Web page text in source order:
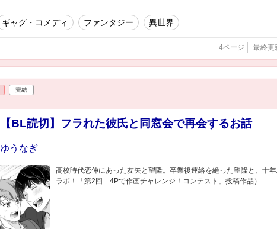
ギャグ・コメディ ファンタジー 異世界
4ページ 最終更
完結
【BL読切】フラれた彼氏と同窓会で再会するお話
ゆうなぎ
高校時代恋仲にあった友矢と望隆。卒業後連絡を絶った望隆と、十
ラボ！「第2回 4Pで作画チャレンジ！コンテスト」投稿作品）